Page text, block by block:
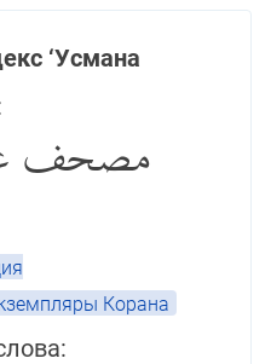
‘Усмана
مصحف
Корана